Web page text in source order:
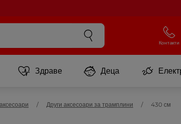
Контакти
Здраве Деца
Други аксесоари за трамплини 430 см